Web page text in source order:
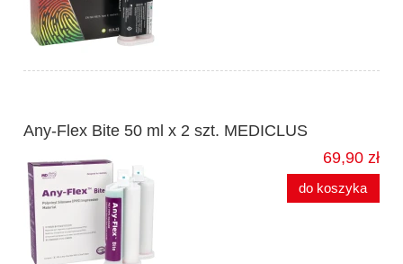
Any-Flex Bite 50 ml x 2 szt. MEDICLUS
69,90 zł
do koszyka